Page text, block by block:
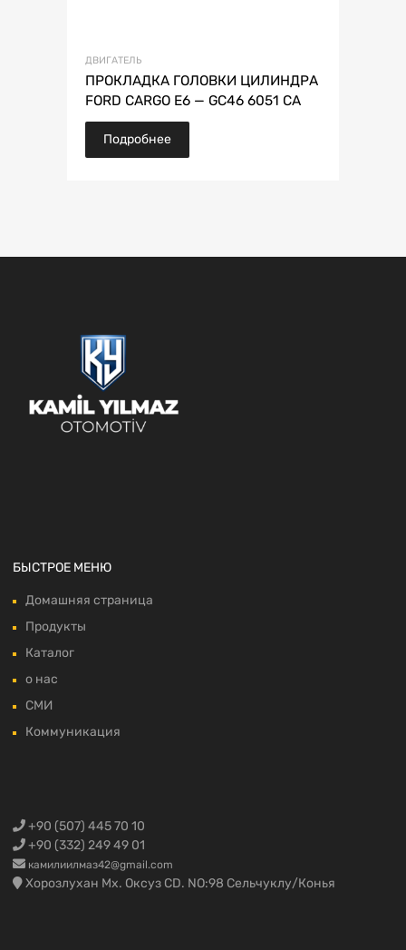
ДВИГАТЕЛЬ
ПРОКЛАДКА ГОЛОВКИ ЦИЛИНДРА
FORD CARGO E6 — GC46 6051 CA
Подробнее
БЫСТРОЕ МЕНЮ
Домашняя страница
Продукты
Каталог
о нас
СМИ
Коммуникация
+90 (507) 445 70 10
+90 (332) 249 49 01
камилиилмаз42@gmail.com
Хорозлухан Мх. Оксуз CD. NO:98 Сельчуклу/Конья